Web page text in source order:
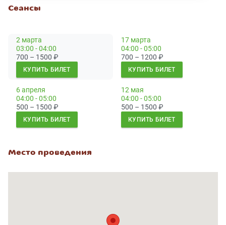
Сеансы
2 марта
03:00 - 04:00
700 – 1500 ₽
КУПИТЬ БИЛЕТ
17 марта
04:00 - 05:00
700 – 1200 ₽
КУПИТЬ БИЛЕТ
6 апреля
04:00 - 05:00
500 – 1500 ₽
КУПИТЬ БИЛЕТ
12 мая
04:00 - 05:00
500 – 1500 ₽
КУПИТЬ БИЛЕТ
Место проведения